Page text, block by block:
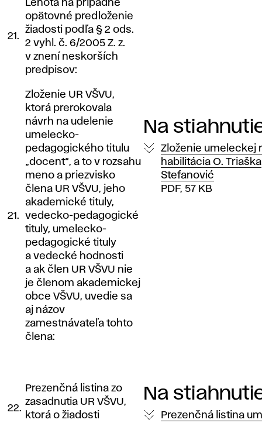
21.
Lehota na prípadné
opätovné predloženie
žiadosti podľa § 2 ods.
2 vyhl. č. 6/2005 Z. z.
v znení neskorších
predpisov:
21.
Zloženie UR VŠVU,
ktorá prerokovala
návrh na udelenie
umelecko-
pedagogického titulu
„docent“, a to v rozsahu
meno a priezvisko
člena UR VŠVU, jeho
akademické tituly,
vedecko-pedagogické
tituly, umelecko-
pedagogické tituly
a vedecké hodnosti
a ak člen UR VŠVU nie
je členom akademickej
obce VŠVU, uvedie sa
aj názov
zamestnávateľa tohto
člena:
Na
Zloženie umeleckej
habilitácia O. Triaška
Stefanović
PDF, 57 KB
22.
Prezenčná listina zo
zasadnutia UR VŠVU,
ktorá o žiadosti
Na
Prezenčná listina